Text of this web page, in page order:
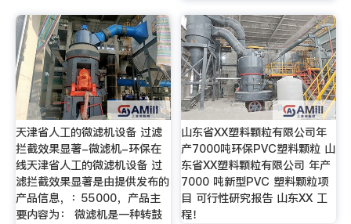
天津省人工的微滤机设备 过滤
拦截效果显著-微滤机-环保在
线天津省人工的微滤机设备 过
滤拦截效果显著是由提供发布的
产品信息，：55000，产品主
要内容为： 微滤机是一种转鼓
山东省XX塑料颗粒有限公司年
产7000吨环保PVC塑料颗粒 山
东省XX塑料颗粒有限公司 年产
7000 吨新型PVC 塑料颗粒项
目 可行性研究报告 山东XX 工
程！